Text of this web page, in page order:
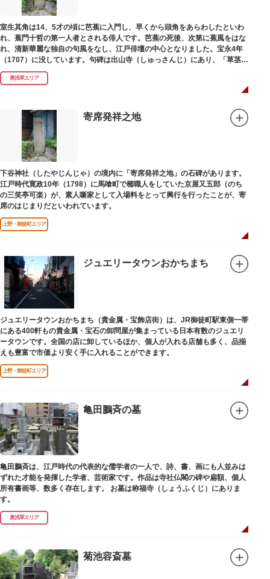
室生其角は14、5才の頃に芭蕉に入門し、早くから頭角をあらわしたといわ
れ、蕉門十哲の第一人者とされる俳人です。芭蕉の死後、次第に蕉風をはな
れ、清新華麗な独自の句風をなし、江戸俳壇の中心となりました。宝永4年
（1707）に没しています。句碑は出山寺（しゅっさんじ）にあり、「草茎を
つつむ葉もなき 雲間哉」と刻まれています。
奥浅草エリア
寄席発祥之地
下谷神社（したやじんじゃ）の境内に「寄席発祥之地」の石碑があります。
江戸時代寛政10年（1798）に馬喰町で櫛職人をしていた京屋又五郎（のち
の三笑亭可楽）が、素人噺家として入場料をとって興行を行ったことが、寄
席のはじまりだといわれています。
上野・御徒町エリア
ジュエリータウンおかちまち
ジュエリータウンおかちまち（貴金属・宝飾店街）は、JR御徒町駅東側一帯
にある400軒もの貴金属・宝石の卸問屋が集まっている日本有数のジュエリ
ータウンです。全国の店に卸しているほか、個人が入れる店舗も多く、品揃
えも豊富で市価より安く手に入れることができます。
上野・御徒町エリア
亀田鵬斉の墓
亀田鵬斉は、江戸時代の代表的な儒学者の一人で、詩、書、画にも人並みは
ずれた才能を発揮した学者、芸術家です。作品は寺社仏閣の碑や扁額、個人
所有書画等、数多く存在します。 お墓は称福寺（しょうふくじ）にありま
す。
奥浅草エリア
菊池容斎墓